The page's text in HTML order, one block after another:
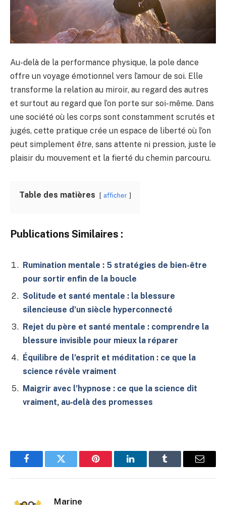
Au-delà de la performance physique, la pole dance
offre un voyage émotionnel vers l’amour de soi. Elle
transforme la relation au miroir, au regard des autres
et surtout au regard que l’on porte sur soi-même. Dans
une société où les corps sont constamment scrutés et
jugés, cette pratique crée un espace de liberté où l’on
peut simplement être, sans attente ni pression, juste le
plaisir du mouvement et la fierté du chemin parcouru.
Table des matières afficher
Publications Similaires :
Rumination mentale : 5 stratégies de bien-être
pour sortir enfin de la boucle
Solitude et santé mentale : la blessure
silencieuse d’un siècle hyperconnecté
Rejet du père et santé mentale : comprendre la
blessure invisible pour mieux la réparer
Équilibre de l’esprit et méditation : ce que la
science révèle vraiment
Maigrir avec l’hypnose : ce que la science dit
vraiment, au‑delà des promesses
FacebookTwitter Pinterest LinkedInTumblr
E-
Marine